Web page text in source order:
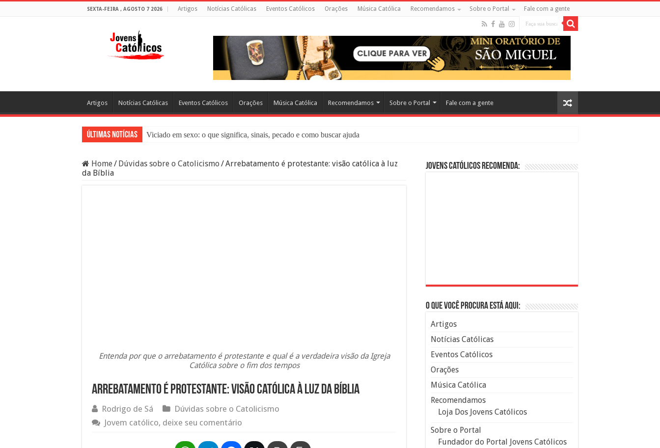
SEXTA-FEIRA , AGOSTO 7 2026 Artigos Notícias Católicas Eventos Católicos Orações Música Católica Recomendamos Sobre o Portal Fale com a gente
Artigos Notícias Católicas Eventos Católicos Orações Música Católica Recomendamos Sobre o Portal Fale com a gente
Últimas Notícias
Viciado em sexo: o que significa, sinais, pecado e como buscar ajuda
Filme Sagrado Coração – Seu Reino Não Terá Fim: O Documentário Que Vai Tocar os Católicos no Cinema
Home/ Dúvidas sobre o Catolicismo /Arrebatamento é protestante: visão católica à luz
da Bíblia
Entenda por que o arrebatamento é protestante e qual é a verdadeira visão da Igreja
Católica sobre o fim dos tempos
Arrebatamento é protestante: visão católica à luz da Bíblia
Rodrigo de Sá
Dúvidas sobre o Catolicismo
Jovem católico, deixe seu comentário
Jovens Católicos Recomenda:
O que você procura está aqui:
Artigos
Notícias Católicas
Eventos Católicos
Orações
Música Católica
Recomendamos
Loja Dos Jovens Católicos
Sobre o Portal
Fundador do Portal Jovens Católicos